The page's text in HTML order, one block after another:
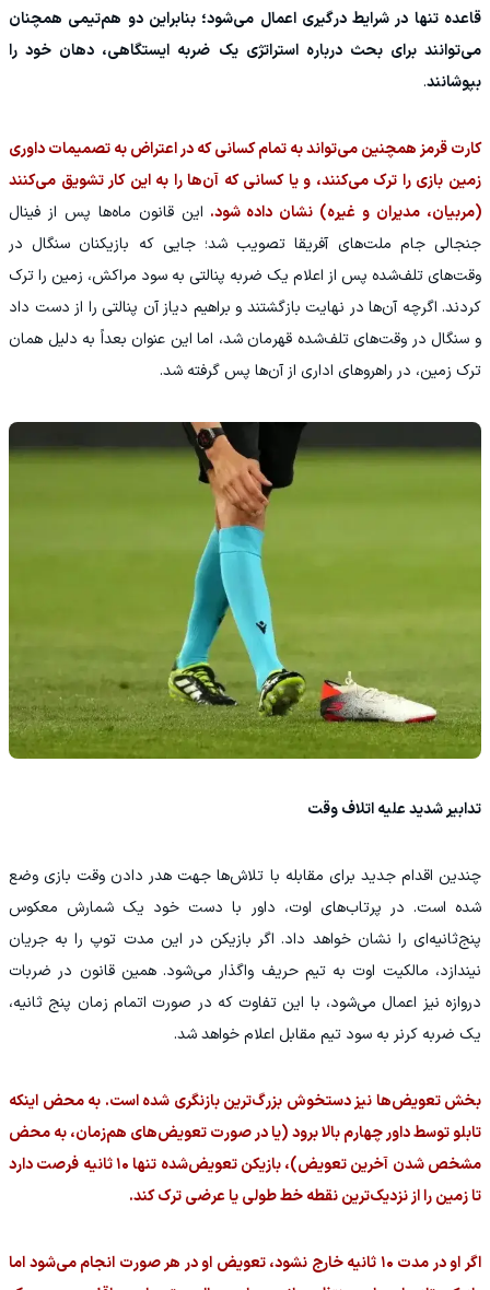
قاعده تنها در شرایط درگیری اعمال می‌شود؛ بنابراین دو هم‌تیمی همچنان
می‌توانند برای بحث درباره استراتژی یک ضربه ایستگاهی، دهان خود را
بپوشانند.
کارت قرمز همچنین می‌تواند به تمام کسانی که در اعتراض به تصمیمات داوری
زمین بازی را ترک می‌کنند، و یا کسانی که آن‌ها را به این کار تشویق می‌کنند
(مربیان، مدیران و غیره) نشان داده شود. این قانون ماه‌ها پس از فینال
جنجالی جام ملت‌های آفریقا تصویب شد؛ جایی که بازیکنان سنگال در
وقت‌های تلف‌شده پس از اعلام یک ضربه پنالتی به سود مراکش، زمین را ترک
کردند. اگرچه آن‌ها در نهایت بازگشتند و براهیم دیاز آن پنالتی را از دست داد
و سنگال در وقت‌های تلف‌شده قهرمان شد، اما این عنوان بعداً به دلیل همان
ترک زمین، در راهروهای اداری از آن‌ها پس گرفته شد.
تدابیر شدید علیه اتلاف وقت
چندین اقدام جدید برای مقابله با تلاش‌ها جهت هدر دادن وقت بازی وضع
شده است. در پرتاب‌های اوت، داور با دست خود یک شمارش معکوس
پنج‌ثانیه‌ای را نشان خواهد داد. اگر بازیکن در این مدت توپ را به جریان
نیندازد، مالکیت اوت به تیم حریف واگذار می‌شود. همین قانون در ضربات
دروازه نیز اعمال می‌شود، با این تفاوت که در صورت اتمام زمان پنج ثانیه،
یک ضربه کرنر به سود تیم مقابل اعلام خواهد شد.
بخش تعویض‌ها نیز دستخوش بزرگ‌ترین بازنگری شده است. به محض اینکه
تابلو توسط داور چهارم بالا برود (یا در صورت تعویض‌های هم‌زمان، به محض
مشخص شدن آخرین تعویض)، بازیکن تعویض‌شده تنها ۱۰ ثانیه فرصت دارد
تا زمین را از نزدیک‌ترین نقطه خط طولی یا عرضی ترک کند.
اگر او در مدت ۱۰ ثانیه خارج نشود، تعویض او در هر صورت انجام می‌شود اما